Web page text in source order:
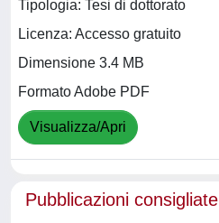
Tipologia: Tesi di dottorato
Licenza: Accesso gratuito
Dimensione 3.4 MB
Formato Adobe PDF
Visualizza/Apri
Pubblicazioni consigliate